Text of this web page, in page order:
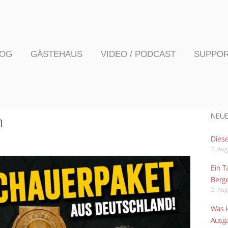
GÄSTEHAUS VIDEO / PODCAST
7.
Ein
2.
Was